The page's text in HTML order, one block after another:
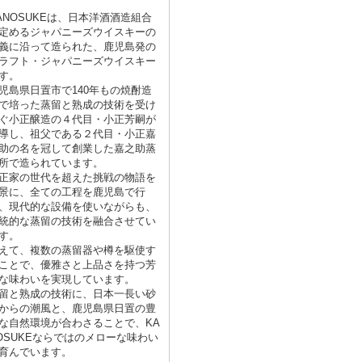
は、日本洋酒酒造組合
めるジャパニーズウイスキーの
に沿って造られた、鹿児島発の
フト・ジャパニーズウイスキー
。
島県日置市で140年もの焼酎造
培った蒸留と熟成の技術を受け
小正醸造の４代目・小正芳嗣が
し、祖父である２代目・小正嘉
の名を冠して創業した嘉之助蒸
で造られています。
家の世代を超えた挑戦の物語を
に、全ての工程を鹿児島で行
現代的な設備を使いながらも、
的な蒸留の技術を融合させてい
。
て、複数の蒸留器や樽を駆使す
とで、優雅さと上品さを持つ芳
味わいを実現しています。
と熟成の技術に、日本一長い砂
らの潮風と、鹿児島県日置の豊
自然環境が合わさることで、KA
ならではのメローな味わい
んでいます。